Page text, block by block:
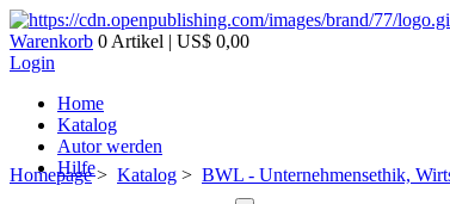
Warenkorb 0 Artikel | US$ 0,00
Login
Home
Katalog
Autor werden
Hilfe
Homepage> Katalog > BWL - Unternehmensethik,